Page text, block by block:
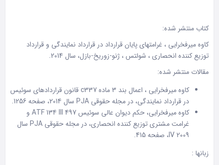
کتاب منتشر شده:
کاوه میرفخرایی ، غرامتهای پایان قرارداد در قرارداد نمایندگی و قرارداد
توزیع کننده انحصاری ، شولتس ، ژنو-زوریخ-بازل، سال 2014.
مقالات منتشر شده:
کاوه میرفخرایی ، اعمال بند 3 ماده c337 قانون قراردادهای سوئیس
در قرارداد نمایندگی، در مجله حقوقی PJA سال 2014، صفحه 1256.
کاوه میرفخرایی، حکم دیوان عالی سوئیس ATF 134 III 497 و
غرامت مشتری توزیع کننده انحصاری، در مجله حقوقی PJA سال
IV 2009، صفحه 415.
زبانها :